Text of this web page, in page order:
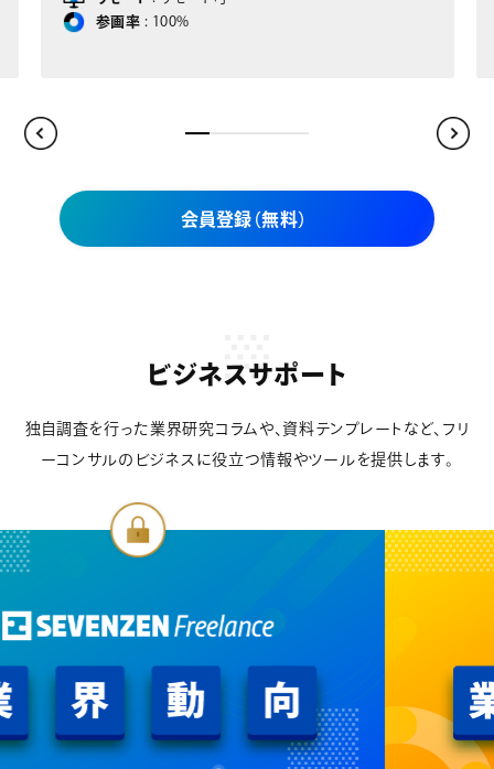
会員登録（無料）
ビジネスサポート
独自調査を行った業界研究コラムや、資料テンプレートなど、フリ
ーコンサルのビジネスに役立つ情報やツールを提供します。